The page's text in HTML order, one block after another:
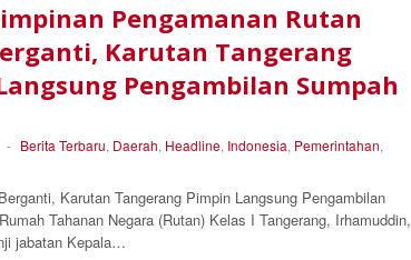
Pengamanan Rutan
Karutan Tangerang
Pengambilan Sumpah
- Berita Terbaru, Daerah, Headline, Indonesia, Pemerintahan,
Karutan Tangerang Pimpin Langsung Pengambilan
Tahanan Negara (Rutan) Kelas I Tangerang, Irhamuddin,
jabatan Kepala…